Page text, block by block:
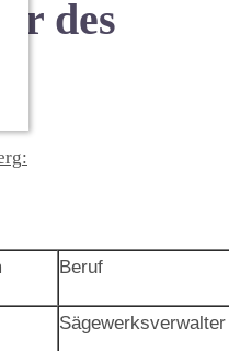
des
:
Beruf
Sägewerksverwalter